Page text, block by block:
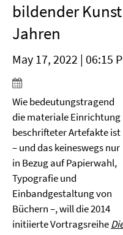
bildender
Jahren
May 17, 2022 | 06:15
Wie bedeutungstragend
die materiale Einrichtung
beschrifteter Artefakte ist
– und das keineswegs nur
in Bezug auf Papierwahl,
Typografie und
Einbandgestaltung von
Büchern –, will die 2014
initiierte Vortragsreihe